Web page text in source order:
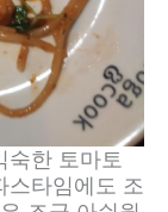
숙한 토마토
스타임에도 조